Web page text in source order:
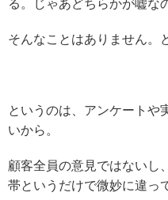
る。じゃあどちらかが嘘な
そんなことはありません。
というのは、アンケートや
いから。
顧客全員の意見ではないし
帯というだけで微妙に違っ